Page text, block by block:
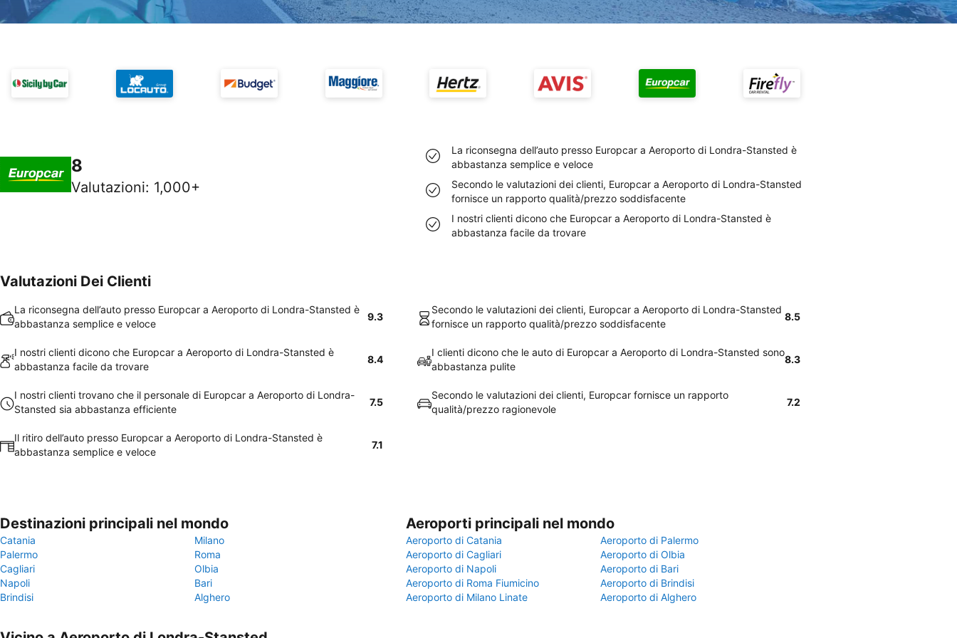
8
Valutazioni: 1,000+
La riconsegna dell’auto presso Europcar a Aeroporto di Londra-Stansted è
abbastanza semplice e veloce
Secondo le valutazioni dei clienti, Europcar a Aeroporto di Londra-Stansted
fornisce un rapporto qualità/prezzo soddisfacente
I nostri clienti dicono che Europcar a Aeroporto di Londra-Stansted è
abbastanza facile da trovare
Valutazioni Dei Clienti
La riconsegna dell’auto presso Europcar a Aeroporto di Londra-Stansted è
abbastanza semplice e veloce
9.3
Secondo le valutazioni dei clienti, Europcar a Aeroporto di Londra-Stansted
fornisce un rapporto qualità/prezzo soddisfacente
8.5
I nostri clienti dicono che Europcar a Aeroporto di Londra-Stansted è
abbastanza facile da trovare
8.4
I clienti dicono che le auto di Europcar a Aeroporto di Londra-Stansted sono
abbastanza pulite
8.3
I nostri clienti trovano che il personale di Europcar a Aeroporto di Londra-
Stansted sia abbastanza efficiente
7.5
Secondo le valutazioni dei clienti, Europcar fornisce un rapporto
qualità/prezzo ragionevole
7.2
Il ritiro dell’auto presso Europcar a Aeroporto di Londra-Stansted è
abbastanza semplice e veloce
7.1
Destinazioni principali nel mondo
Catania
Milano
Palermo
Roma
Cagliari
Olbia
Napoli
Bari
Brindisi
Alghero
Aeroporti principali nel mondo
Aeroporto di Catania
Aeroporto di Palermo
Aeroporto di Cagliari
Aeroporto di Olbia
Aeroporto di Napoli
Aeroporto di Bari
Aeroporto di Roma Fiumicino
Aeroporto di Brindisi
Aeroporto di Milano Linate
Aeroporto di Alghero